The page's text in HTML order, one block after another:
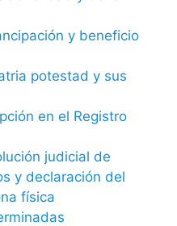
y beneficio
potestad y sus
en el Registro
judicial de
y declaración del
física